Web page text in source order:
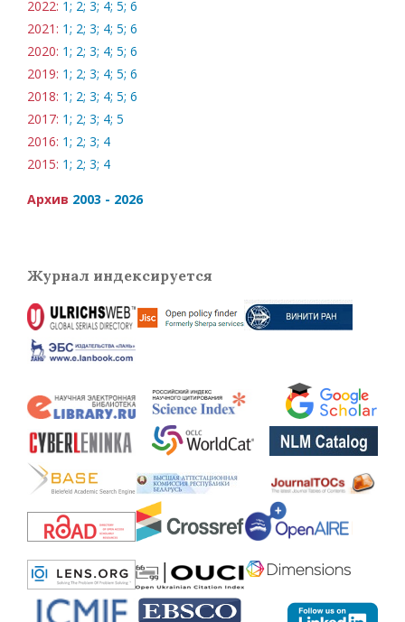
2022: 1; 2; 3; 4; 5; 6
2021: 1; 2; 3; 4; 5; 6
2020: 1; 2; 3; 4; 5; 6
2019: 1; 2; 3; 4; 5; 6
2018: 1; 2; 3; 4; 5; 6
2017: 1; 2; 3; 4; 5
2016: 1; 2; 3; 4
2015: 1; 2; 3; 4
Архив 2003 - 2026
Журнал индексируется